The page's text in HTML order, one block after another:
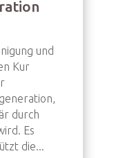
und
Kur
durch
Es
die...